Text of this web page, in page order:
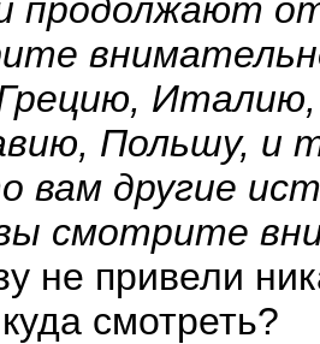
продолжают
Польшу, и
вам другие
смотрите
не привели
смотреть?